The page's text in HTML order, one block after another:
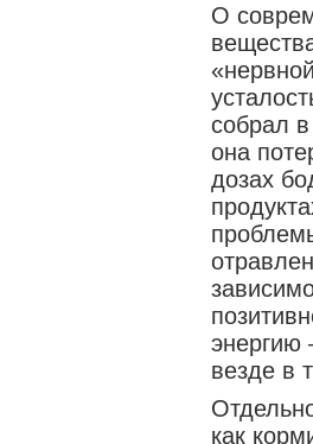
О
собрал
она
дозах
энергию
везде в
как